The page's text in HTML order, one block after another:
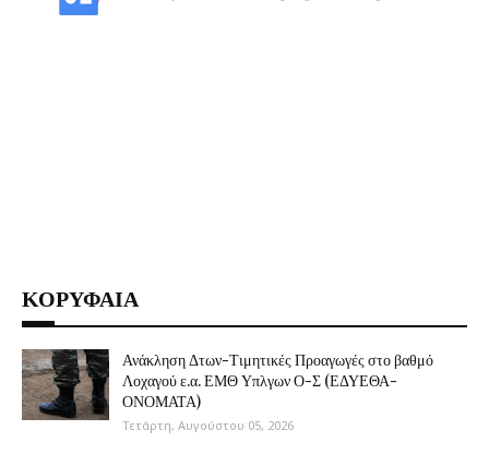
ΚΟΡΥΦΑΙΑ
Ανάκληση Δτων-Τιμητικές Προαγωγές στο βαθμό
Λοχαγού ε.α. ΕΜΘ Υπλγων Ο-Σ (ΕΔΥΕΘΑ-
ΟΝΟΜΑΤΑ)
Τετάρτη, Αυγούστου 05, 2026